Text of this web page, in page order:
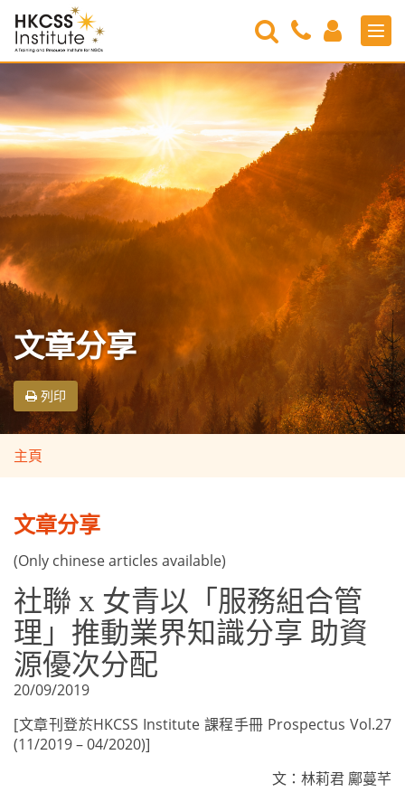
HKCSS
Institute
Search
Contact
Us
Login
文章分享
列印
主頁
文章分享
(Only chinese articles available)
社聯 x 女青以「服務組合管
理」推動業界知識分享 助資
源優次分配
20/09/2019
[文章刊登於HKCSS Institute 課程手冊 Prospectus Vol.27
(11/2019 – 04/2020)]
文：林莉君 鄺蔓芊